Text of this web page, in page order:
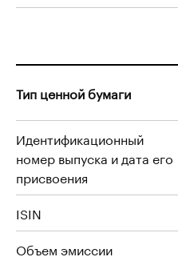
Тип ценной бумаги
Идентификационный
номер выпуска и дата его
присвоения
ISIN
Объем эмиссии